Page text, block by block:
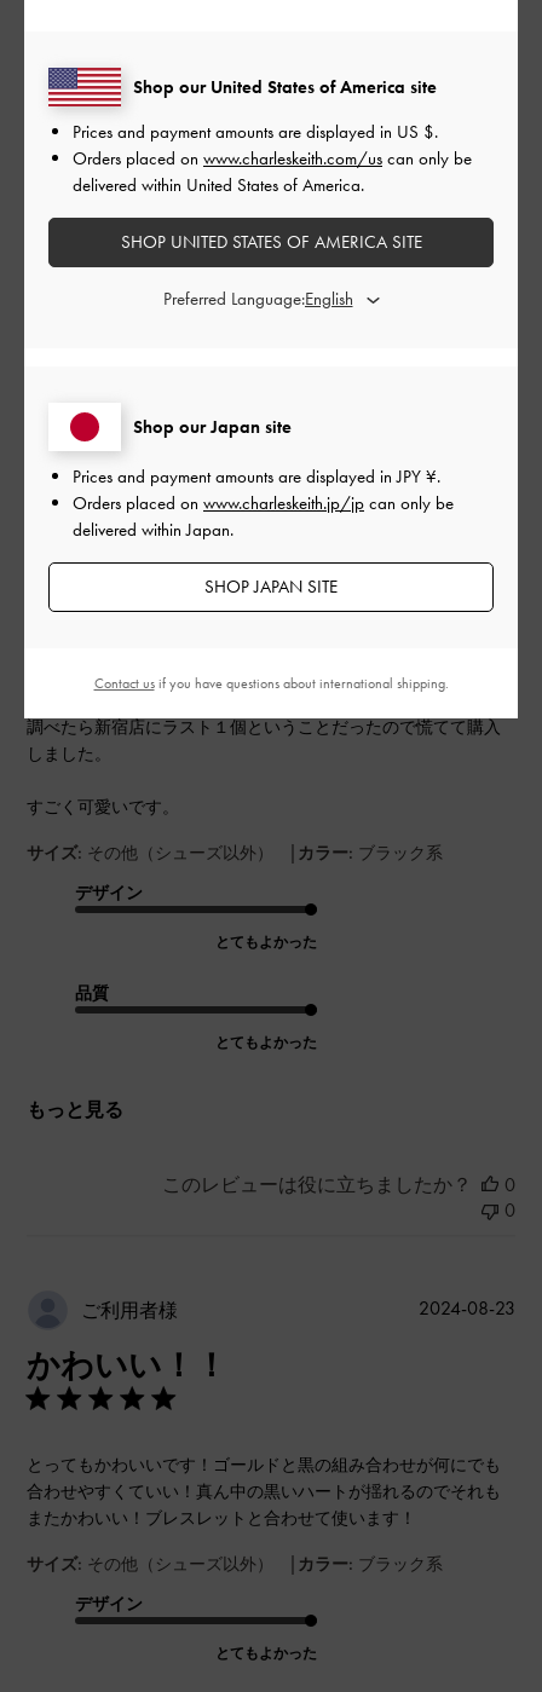
サイズ: その他（シューズ以外） |カラー: ブラック系
デザイン
とてもよかった
このレビューは役に立ちましたか？
可愛い
調べたら新宿店にラスト１個ということだったので慌てて購入
しました。
すごく可愛いです。
サイズ: その他（シューズ以外） | カラー: ブラック系
デザイン
とてもよかった
品質
とてもよかった
もっと見る
このレビューは役に立ちましたか？
0
0
ご利用者様
かわいい！！
とってもかわいいです！ゴールドと黒の組み合わせが何にでも
合わせやすくていい！真ん中の黒いハートが揺れるのでそれも
またかわいい！ブレスレットと合わせて使います！
サイズ: その他（シューズ以外） | カラー: ブラック系
デザイン
とてもよかった
公
2024-08-23
Shop our Japan site
Prices and payment amounts are displayed inJPY ¥.
Orders placed on www.charleskeith.jp/jp can only be
delivered within Japan.
SHOP JAPAN SITE
Shop our United States of America site
Prices and payment amounts are displayed in US $.
Orders placed on www.charleskeith.com/us can only be
delivered within United States of America.
SHOP UNITED STATES OF AMERICA SITE
Preferred Language:
Contact usif you have questions about international shipping.